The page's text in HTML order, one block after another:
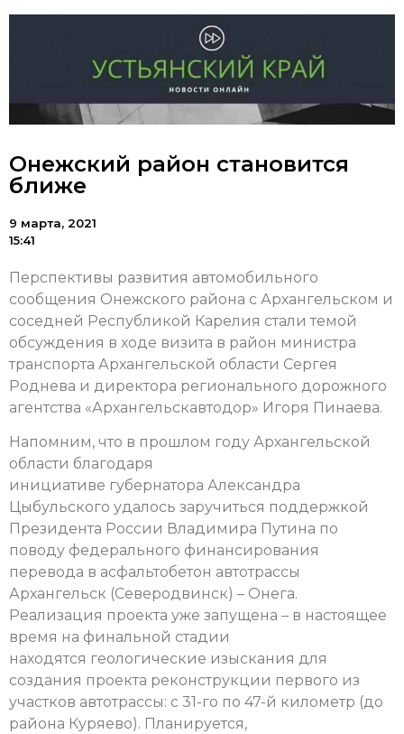
Онежский район становится
ближе
9 марта, 2021
15:41
Перспективы развития автомобильного
сообщения Онежского района с Архангельском и
соседней Республикой Карелия стали темой
обсуждения в ходе визита в район министра
транспорта Архангельской области Сергея
Роднева и директора регионального дорожного
агентства «Архангельскавтодор» Игоря Пинаева.
Напомним, что в прошлом году Архангельской
области благодаря
инициативе губернатора Александра
Цыбульского удалось заручиться поддержкой
Президента России Владимира Путина по
поводу федерального финансирования
перевода в асфальтобетон автотрассы
Архангельск (Северодвинск) – Онега.
Реализация проекта уже запущена – в настоящее
время на финальной стадии
находятся геологические изыскания для
создания проекта реконструкции первого из
участков автотрассы: с 31-го по 47-й километр (до
района Куряево). Планируется,